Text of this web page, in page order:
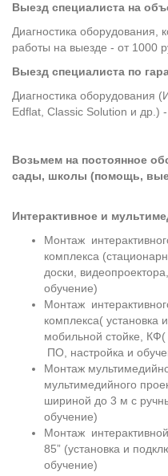
Выезд специалиста на
Диагностика оборудования,
работы на выезде - от 1000
Выезд специалиста по
Диагностика оборудования
Edflat, Classic Solution и др.) -
Возьмем на постоянное
сады, школы (помощь,
Интерактивное и
Монтаж
комплекса
доски,
обучение)
Монтаж
комплекса( установка
мобильной стойке,
ПО, настройка и
Монтаж
мультимедийного
шириной до 3 м с
обучение)
Монтаж
85” (установка и
обучение)